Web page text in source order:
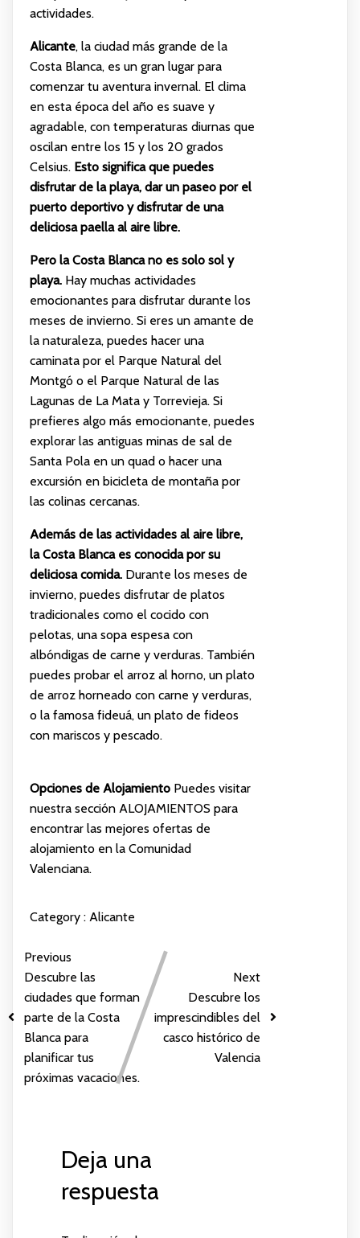
actividades.
Alicante, la ciudad más grande de la
Costa Blanca, es un gran lugar para
comenzar tu aventura invernal. El clima
en esta época del año es suave y
agradable, con temperaturas diurnas que
oscilan entre los 15 y los 20 grados
Celsius. Esto significa que puedes
disfrutar de la playa, dar un paseo por el
puerto deportivo y disfrutar de una
deliciosa paella al aire libre.
Pero la Costa Blanca no es solo sol y
playa.Hay muchas actividades
emocionantes para disfrutar durante los
meses de invierno. Si eres un amante de
la naturaleza, puedes hacer una
caminata por el Parque Natural del
Montgó o el Parque Natural de las
Lagunas de La Mata y Torrevieja. Si
prefieres algo más emocionante, puedes
explorar las antiguas minas de sal de
Santa Pola en un quad o hacer una
excursión en bicicleta de montaña por
las colinas cercanas.
Además de las actividades al aire libre,
la Costa Blanca es conocida por su
deliciosa comida.Durante los meses de
invierno, puedes disfrutar de platos
tradicionales como el cocido con
pelotas, una sopa espesa con
albóndigas de carne y verduras. También
puedes probar el arroz al horno, un plato
de arroz horneado con carne y verduras,
o la famosa fideuá, un plato de fideos
con mariscos y pescado.
Opciones de AlojamientoPuedes visitar
nuestra sección ALOJAMIENTOS para
encontrar las mejores ofertas de
alojamiento en la Comunidad
Valenciana.
Category : Alicante
Previous
Descubre las
ciudades que forman
parte de la Costa
Blanca para
planificar tus
próximas vacaciones.
Next
Descubre los
imprescindibles del
casco histórico de
Valencia
Deja una
respuesta